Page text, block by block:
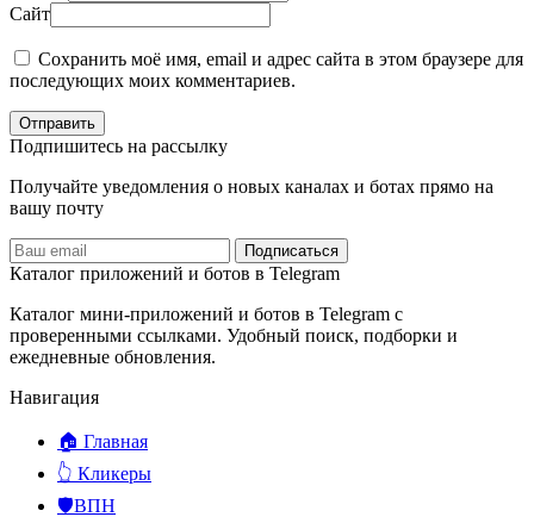
Сайт
Сохранить моё имя, email и адрес сайта в этом браузере для
последующих моих комментариев.
Отправить
Подпишитесь на рассылку
Получайте уведомления о новых каналах и ботаx прямо на
вашу почту
Подписаться
Каталог приложений и ботов в Telegram
Каталог мини-приложений и ботов в Telegram с
проверенными ссылками. Удобный поиск, подборки и
ежедневные обновления.
Навигация
🏠 Главная
👆 Кликеры
🛡️ВПН